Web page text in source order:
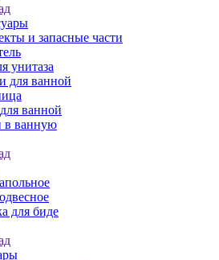
и запасные части
унитаза
для ванной
ванной
в ванную
для биде